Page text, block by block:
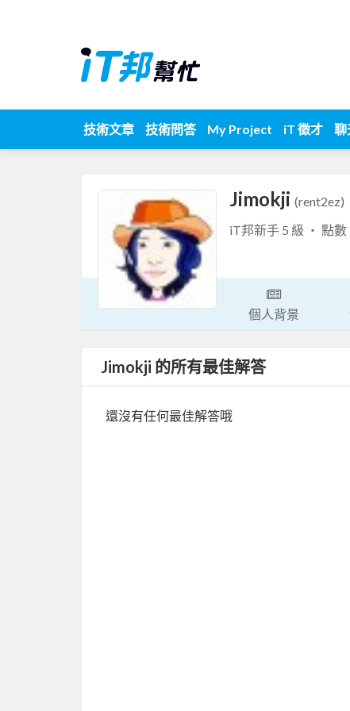
技術文章 技術問答 My Project iT 徵才 聊
Jimokji (rent2ez)
iT邦新手 5 級 ‧ 點數
個人背景
Jimokji 的所有最佳解答
還沒有任何最佳解答哦